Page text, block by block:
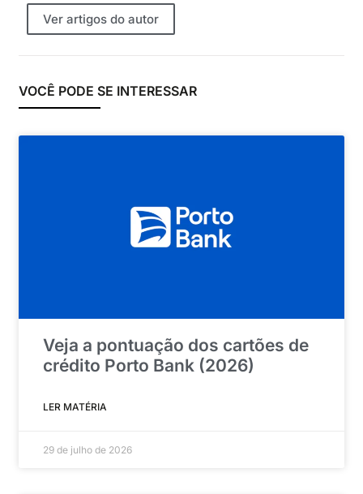
Ver artigos do autor
VOCÊ PODE SE INTERESSAR
Veja a pontuação dos cartões de
crédito Porto Bank (2026)
LER MATÉRIA
29 de julho de 2026